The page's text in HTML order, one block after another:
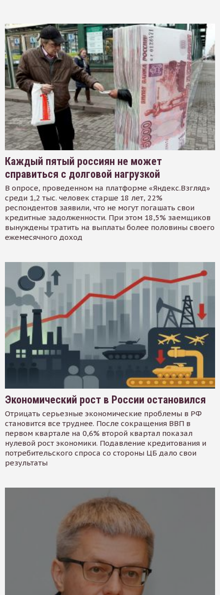
Каждый пятый россиян не может
справиться с долговой нагрузкой
В опросе, проведенном на платформе «Яндекс.Взгляд»
среди 1,2 тыс. человек старше 18 лет, 22%
респондентов заявили, что не могут погашать свои
кредитные задолженности. При этом 18,5% заемщиков
вынуждены тратить на выплаты более половины своего
ежемесячного доход
Экономический рост в России остановился
Отрицать серьезные экономические проблемы в РФ
становится все труднее. После сокращения ВВП в
первом квартале на 0,6% второй квартал показал
нулевой рост экономики. Подавление кредитования и
потребительского спроса со стороны ЦБ дало свои
результаты